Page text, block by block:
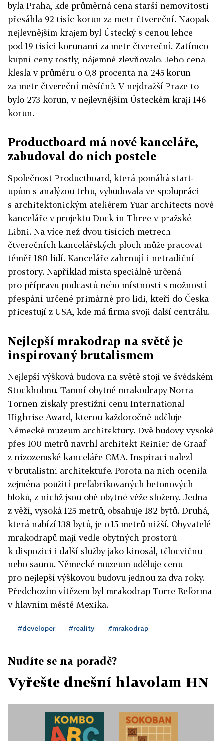
byla Praha, kde průměrná cena starší nemovitosti
přesáhla 92 tisíc korun za metr čtvereční. Naopak
nejlevnějším krajem byl Ústecký s cenou lehce
pod 19 tisíci korunami za metr čtvereční. Zatímco
kupní ceny rostly, nájemné zlevňovalo. Jeho cena
klesla v průměru o 0,8 procenta na 245 korun
za metr čtvereční měsíčně. V nejdražší Praze to
bylo 273 korun, v nejlevnějším Ústeckém kraji 146
korun.
Productboard má nové kanceláře,
zabudoval do nich postele
Společnost Productboard, která pomáhá start-
upům s analýzou trhu, vybudovala ve spolupráci
s architektonickým ateliérem Yuar architects nové
kanceláře v projektu Dock in Three v pražské
Libni. Na více než dvou tisících metrech
čtverečních kancelářských ploch může pracovat
téměř 180 lidí. Kanceláře zahrnují i netradiční
prostory. Například místa speciálně určená
pro přípravu podcastů nebo místnosti s možností
přespání určené primárně pro lidi, kteří do Česka
přicestují z USA, kde má firma svoji další centrálu.
Nejlepší mrakodrap na světě je
inspirovaný brutalismem
Nejlepší výšková budova na světě stojí ve švédském
Stockholmu. Tamní obytné mrakodrapy Norra
Tornen získaly prestižní cenu International
Highrise Award, kterou každoročně uděluje
Německé muzeum architektury. Dvě budovy vysoké
přes 100 metrů navrhl architekt Reinier de Graaf
z nizozemské kanceláře OMA. Inspiraci nalezl
v brutalistní architektuře. Porota na nich ocenila
zejména použití prefabrikovaných betonových
bloků, z nichž jsou obě obytné věže složeny. Jedna
z věží, vysoká 125 metrů, obsahuje 182 bytů. Druhá,
která nabízí 138 bytů, je o 15 metrů nižší. Obyvatelé
mrakodrapů mají vedle obytných prostorů
k dispozici i další služby jako kinosál, tělocvičnu
nebo saunu. Německé muzeum uděluje cenu
pro nejlepší výškovou budovu jednou za dva roky.
Předchozím vítězem byl mrakodrap Torre Reforma
v hlavním městě Mexika.
#developer #reality #mrakodrap
Nudíte se na poradě?
Vyřešte dnešní hlavolam HN